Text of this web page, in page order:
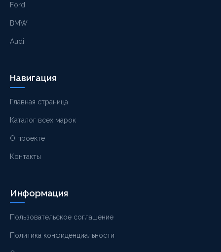
Ford
BMW
Audi
Навигация
Главная страница
Каталог всех марок
О проекте
Контакты
Информация
Пользовательское соглашение
Политика конфиденциальности